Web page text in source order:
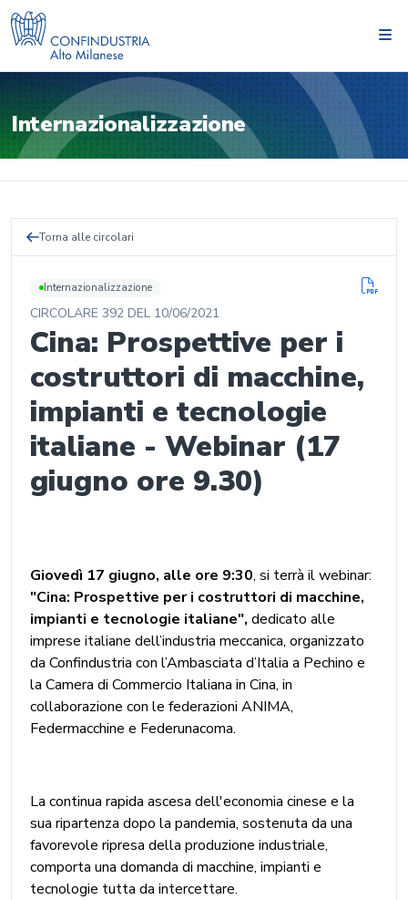
Internazionalizzazione
Torna alle circolari
Internazionalizzazione
CIRCOLARE 392 DEL 10/06/2021
Cina: Prospettive per i
costruttori di macchine,
impianti e tecnologie
italiane - Webinar (17
giugno ore 9.30)
Giovedì 17 giugno, alle ore 9:30, si terrà il webinar:
"Cina: Prospettive per i costruttori di macchine,
impianti e tecnologie italiane", dedicato alle
imprese italiane dell’industria meccanica, organizzato
da Confindustria con l’Ambasciata d’Italia a Pechino e
la Camera di Commercio Italiana in Cina, in
collaborazione con le federazioni ANIMA,
Federmacchine e Federunacoma.
La continua rapida ascesa dell'economia cinese e la
sua ripartenza dopo la pandemia, sostenuta da una
favorevole ripresa della produzione industriale,
comporta una domanda di macchine, impianti e
tecnologie tutta da intercettare.